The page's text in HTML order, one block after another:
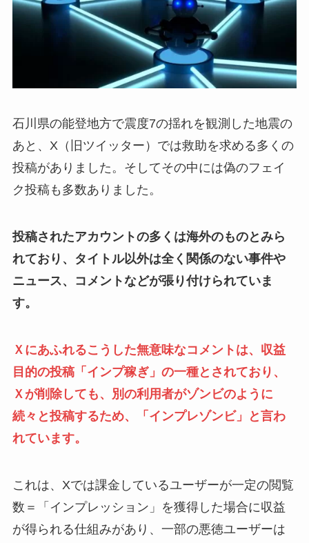
石川県の能登地方で震度7の揺れを観測した地震の
あと、X（旧ツイッター）では救助を求める多くの
投稿がありました。そしてその中には偽のフェイ
ク投稿も多数ありました。
投稿されたアカウントの多くは海外のものとみら
れており、タイトル以外は全く関係のない事件や
ニュース、コメントなどが張り付けられていま
す。
Ｘにあふれるこうした無意味なコメントは、収益
目的の投稿「インプ稼ぎ」の一種とされており、
Ｘが削除しても、別の利用者がゾンビのように
続々と投稿するため、「インプレゾンビ」と言わ
れています。
これは、Xでは課金しているユーザーが一定の閲覧
数＝「インプレッション」を獲得した場合に収益
が得られる仕組みがあり、一部の悪徳ユーザーは